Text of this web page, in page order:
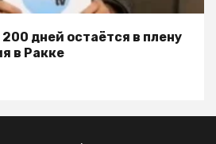
дней остаётся в плену
в Ракке